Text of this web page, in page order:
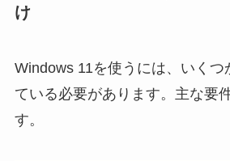
け
Windows 11を使うには、いくつ
ている必要があります。主な要
す。